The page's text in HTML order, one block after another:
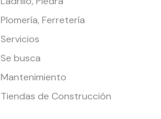
Plomería, Ferretería
Servicios
Se busca
Mantenimiento
Tiendas de Construcción